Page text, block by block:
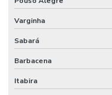
Montagem de sistemas
Montagem de tanques
Montagem de tubulação
Montagem de um circuito
Varginha
Sabará
Barbacena
Itabira